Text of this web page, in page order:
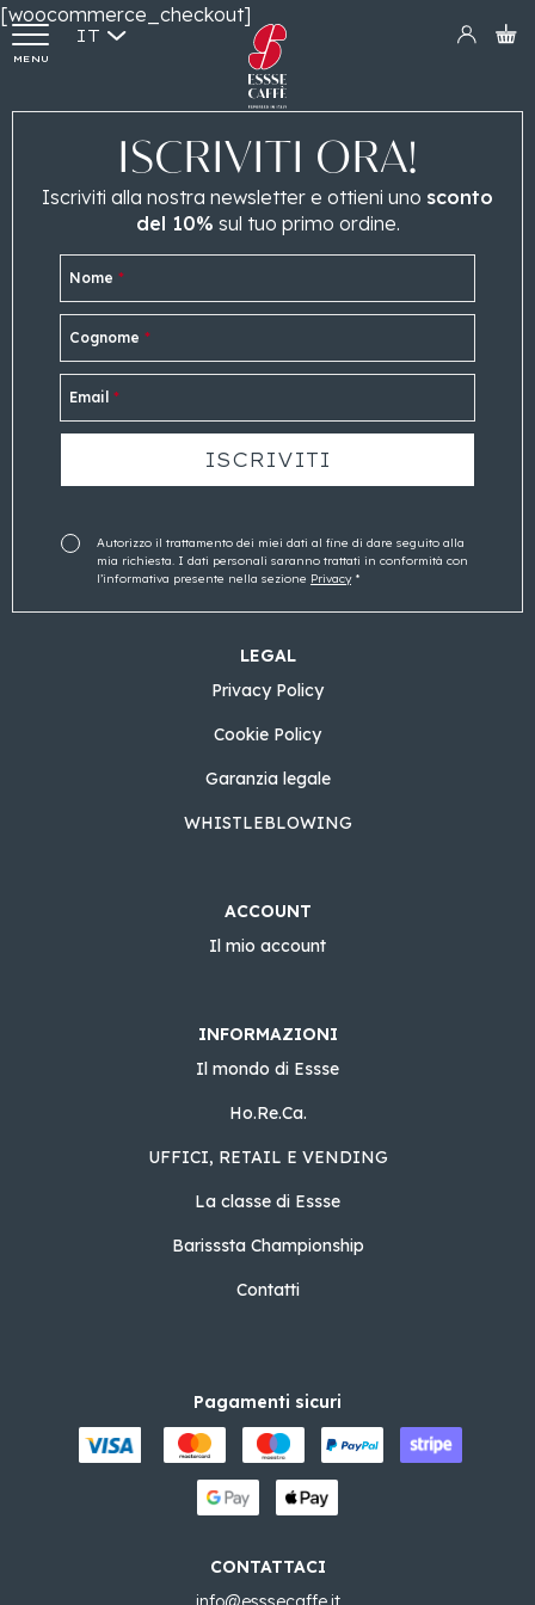
MENU
IT
[woocommerce_checkout]
LEGAL
Privacy Policy
Cookie Policy
Garanzia legale
WHISTLEBLOWING
ACCOUNT
Il mio account
INFORMAZIONI
Il mondo di Essse
Ho.Re.Ca.
UFFICI, RETAIL E VENDING
La classe di Essse
Barisssta Championship
Contatti
Pagamenti sicuri
CONTATTACI
ISCRIVITI ORA!
Iscriviti alla nostra newsletter e ottieni uno sconto
del 10% sul tuo primo ordine.
Nome *
Cognome *
Email *
Autorizzo il trattamento dei miei dati al fine di dare seguito alla
mia richiesta. I dati personali saranno trattati in conformità con
l’informativa presente nella sezione Privacy*